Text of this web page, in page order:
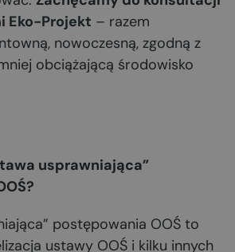
Eko-Projekt – razem
nowoczesną, zgodną z
obciążającą środowisko
usprawniająca”
postępowania OOŚ to
ustawy OOŚ i kilku innych